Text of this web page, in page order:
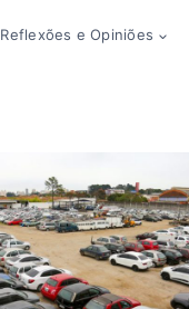
Reflexões e Opiniões